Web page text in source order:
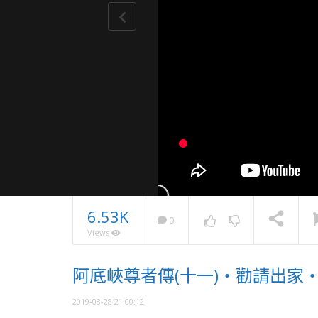
NOW PLAYING
息
6.53K
Views
0
阿底峽尊者傳(十一)・勸請出家
2019-08-28 21:00:12